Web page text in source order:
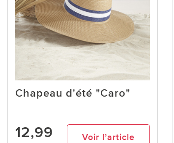
Chapeau d'été "Caro"
12,99 Voir l’article